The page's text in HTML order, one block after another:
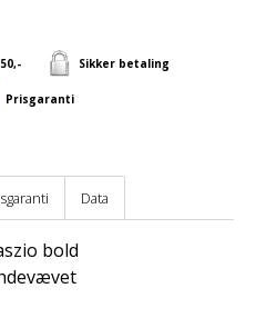
Sikker betaling
Prisgaranti
Data
bold